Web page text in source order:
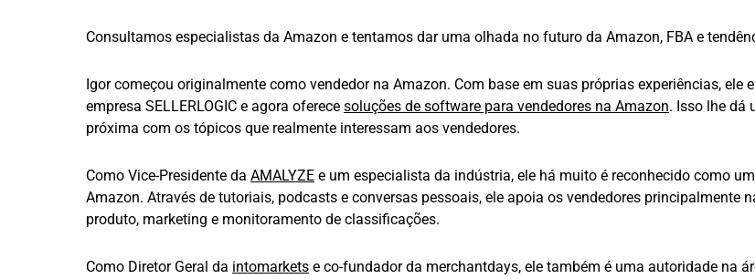
Consultamos especialistas da Amazon e tentamos dar uma olhada no futuro da Amazon, FBA e
Igor começou originalmente como vendedor na Amazon. Com base em suas próprias experiências, ele
empresa SELLERLOGIC e agora oferece soluções de software para vendedores na Amazon. Isso lhe dá
próxima com os tópicos que realmente interessam aos vendedores.
Como Vice-Presidente da AMALYZE e um especialista da indústria, ele há muito é reconhecido como
Amazon. Através de tutoriais, podcasts e conversas pessoais, ele apoia os vendedores principalmente
produto, marketing e monitoramento de classificações.
Como Diretor Geral da intomarkets e co-fundador da merchantdays, ele também é uma autoridade na